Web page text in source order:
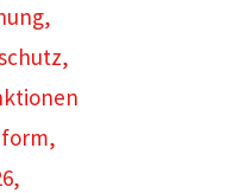
,
,
,
,